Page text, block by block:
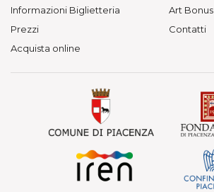
Informazioni Biglietteria
Prezzi
Acquista online
Art Bonus
Contatti